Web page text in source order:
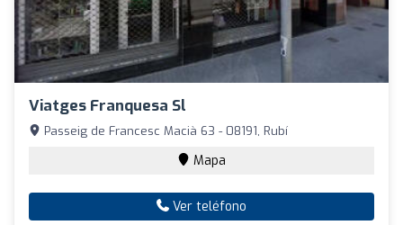
Viatges Franquesa Sl
Passeig de Francesc Macià 63 - 08191, Rubí
Mapa
Ver teléfono